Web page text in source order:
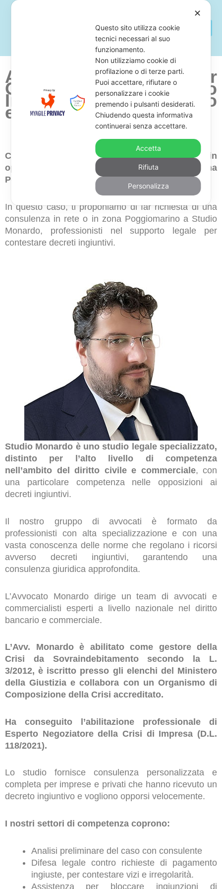
Avvocato Per
Opposizione a Decreto
Ingiuntivo Poggiomarino
e Ricorso
Cerchi uno studio legale di avvocati esperti in
opposizione a decreti ingiuntivi in zona
Poggiomarino?
In questo caso, ti proponiamo di far richiesta di una
consulenza in rete o in zona Poggiomarino a Studio
Monardo, professionisti nel supporto legale per
contestare decreti ingiuntivi.
Studio Monardo è uno studio legale specializzato,
distinto per l’alto livello di competenza
nell’ambito del diritto civile e commerciale, con
una particolare competenza nelle opposizioni ai
decreti ingiuntivi.
Il nostro gruppo di avvocati è formato da
professionisti con alta specializzazione e con una
vasta conoscenza delle norme che regolano i ricorsi
avverso decreti ingiuntivi, garantendo una
consulenza giuridica approfondita.
L’Avvocato Monardo dirige un team di avvocati e
commercialisti esperti a livello nazionale nel diritto
bancario e commerciale.
L’Avv. Monardo è abilitato come gestore della
Crisi da Sovraindebitamento secondo la L.
3/2012, è iscritto presso gli elenchi del Ministero
della Giustizia e collabora con un Organismo di
Composizione della Crisi accreditato.
Ha conseguito l’abilitazione professionale di
Esperto Negoziatore della Crisi di Impresa (D.L.
118/2021).
Lo studio fornisce consulenza personalizzata e
completa per imprese e privati che hanno ricevuto un
decreto ingiuntivo e vogliono opporsi velocemente.
I nostri settori di competenza coprono:
Analisi preliminare del caso con consulente
Difesa legale contro richieste di pagamento
ingiuste, per contestare vizi e irregolarità.
Assistenza per bloccare ingiunzioni di
✕
Questo sito utilizza cookie
tecnici necessari al suo
funzionamento.
Non utilizziamo cookie di
profilazione o di terze parti.
Puoi accettare, rifiutare o
personalizzare i cookie
premendo i pulsanti desiderati.
Chiudendo questa informativa
continuerai senza accettare.
Accetta
Rifiuta
Personalizza